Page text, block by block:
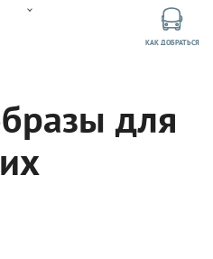
КАК ДОБРАТЬСЯ
для